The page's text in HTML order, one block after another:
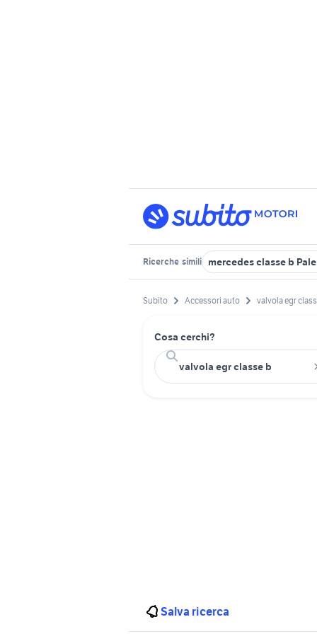
Ricerche simili mercedes classe b
Subito Accessori auto valvola egr
Cosa cerchi?
Salva ricerca